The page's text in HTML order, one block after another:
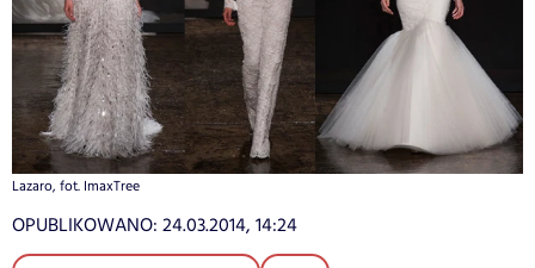
Lazaro, fot. ImaxTree
OPUBLIKOWANO: 24.03.2014, 14:24